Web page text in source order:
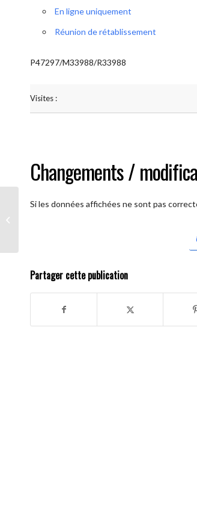
En ligne uniquement
Réunion de rétablissement
P47297/M33988/R33988
Visites :
Changements /
Si les données affichées ne sont pas
Partager cette publication